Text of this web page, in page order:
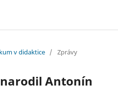
v didaktice / Zprávy
Antonín